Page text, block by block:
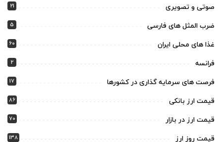
صوتی و تصویری 21
ضرب المثل های فارسی 5
غذا های محلی ایران 60
فرانسه 2
فرصت های سرمایه گذاری در کشورها 17
قیمت ارز بانکی 86
قیمت ارز در بازار 70
قیمت روز ارز 138